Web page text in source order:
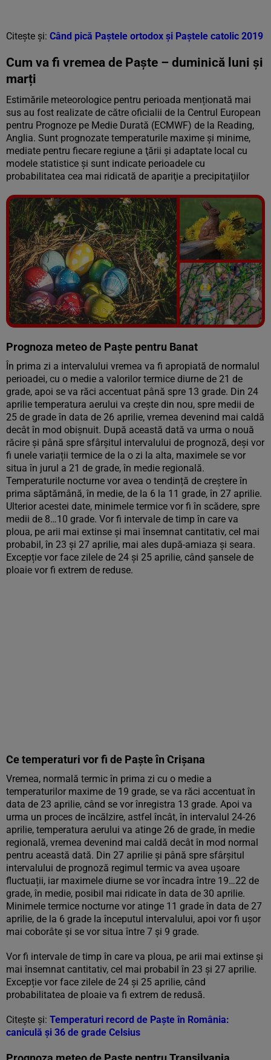
Citește și: Când pică Paștele ortodox și Paștele catolic 2019
Cum va fi vremea de Paște – duminică luni și
marți
Estimările meteorologice pentru perioada menționată mai
sus au fost realizate de către oficialii de la Centrul European
pentru Prognoze pe Medie Durată (ECMWF) de la Reading,
Anglia. Sunt prognozate temperaturile maxime şi minime,
mediate pentru fiecare regiune a ţării şi adaptate local cu
modele statistice şi sunt indicate perioadele cu
probabilitatea cea mai ridicată de apariţie a precipitaţiilor
Vezi galeria foto
7 poze
Prognoza meteo de Paște pentru Banat
În prima zi a intervalului vremea va fi apropiată de normalul
perioadei, cu o medie a valorilor termice diurne de 21 de
grade, apoi se va răci accentuat până spre 13 grade. Din 24
aprilie temperatura aerului va crește din nou, spre medii de
25 de grade în data de 26 aprilie, vremea devenind mai caldă
decât în mod obișnuit. După această dată va urma o nouă
răcire și până spre sfârșitul intervalului de prognoză, deși vor
fi unele variații termice de la o zi la alta, maximele se vor
situa în jurul a 21 de grade, în medie regională.
Temperaturile nocturne vor avea o tendință de creștere în
prima săptămână, în medie, de la 6 la 11 grade, în 27 aprilie.
Ulterior acestei date, minimele termice vor fi în scădere, spre
medii de 8…10 grade. Vor fi intervale de timp în care va
ploua, pe arii mai extinse și mai însemnat cantitativ, cel mai
probabil, în 23 și 27 aprilie, mai ales după-amiaza și seara.
Excepție vor face zilele de 24 și 25 aprilie, când șansele de
ploaie vor fi extrem de reduse.
Ce temperaturi vor fi de Paște în Crișana
Vremea, normală termic în prima zi cu o medie a
temperaturilor maxime de 19 grade, se va răci accentuat în
data de 23 aprilie, când se vor înregistra 13 grade. Apoi va
urma un proces de încălzire, astfel încât, în intervalul 24-26
aprilie, temperatura aerului va atinge 26 de grade, în medie
regională, vremea devenind mai caldă decât în mod normal
pentru această dată. Din 27 aprilie și până spre sfârșitul
intervalului de prognoză regimul termic va avea ușoare
fluctuații, iar maximele diurne se vor încadra între 19…22 de
grade, în medie, posibil mai ridicate în data de 30 aprilie.
Minimele termice nocturne vor atinge 11 grade în data de 27
aprilie, de la 6 grade la începutul intervalului, apoi vor fi ușor
mai coborâte și se vor situa între 7 și 9 grade.
Vor fi intervale de timp în care va ploua, pe arii mai extinse și
mai însemnat cantitativ, cel mai probabil în 23 și 27 aprilie.
Excepție vor face zilele de 24 și 25 aprilie, când
probabilitatea de ploaie va fi extrem de redusă.
Citește și: Temperaturi record de Paște în România:
caniculă și 36 de grade Celsius